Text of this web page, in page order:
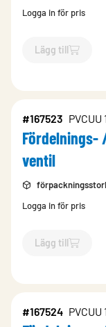
Logga in för pris
Lägg till
`$Lägg till
#167523 PVCUU
Fördelnings-
ventil
Logga in för pris
Lägg till
`$Lägg till
#167524 PVCUU